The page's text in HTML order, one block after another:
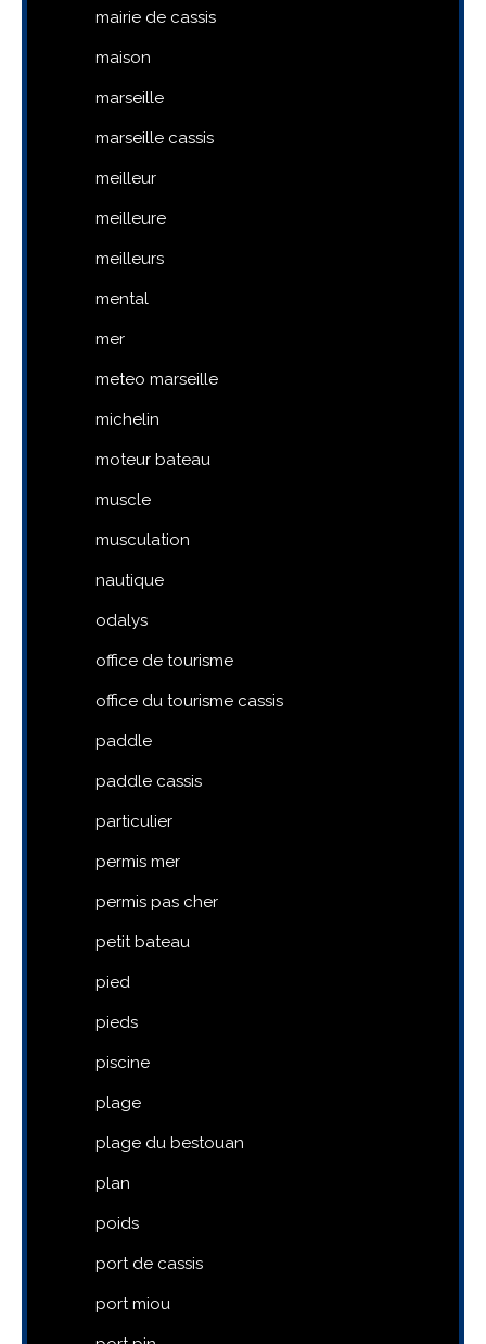
mairie de cassis
maison
marseille
marseille cassis
meilleur
meilleure
meilleurs
mental
mer
meteo marseille
michelin
moteur bateau
muscle
musculation
nautique
odalys
office de tourisme
office du tourisme cassis
paddle
paddle cassis
particulier
permis mer
permis pas cher
petit bateau
pied
pieds
piscine
plage
plage du bestouan
plan
poids
port de cassis
port miou